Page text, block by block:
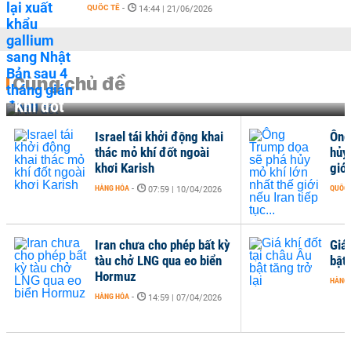
QUỐC TẾ - 14:44 | 21/06/2026
Cùng chủ đề
Khí đốt
bật
HÀNG
Israel tái khởi động khai
thác mỏ khí đốt ngoài
khơi Karish
HÀNG HÓA - 07:59 | 10/04/2026
Iran chưa cho phép bất kỳ
tàu chở LNG qua eo biển
Hormuz
HÀNG HÓA - 14:59 | 07/04/2026
QUỐC